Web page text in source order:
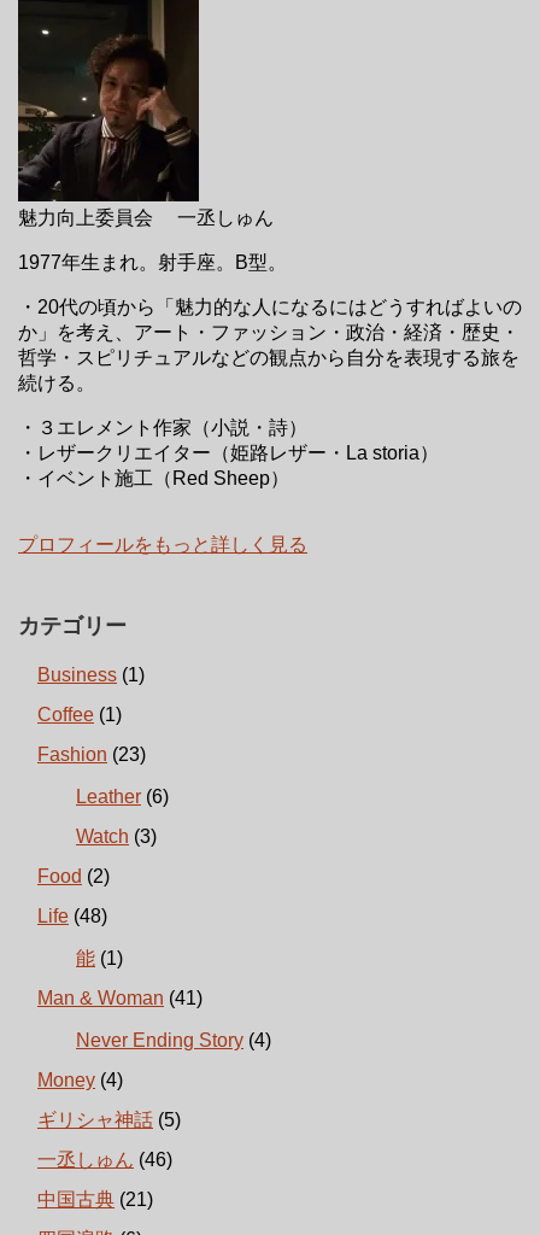
魅力向上委員会 一丞しゅん
1977年生まれ。射手座。B型。
・20代の頃から「魅力的な人になるにはどうすればよいの
か」を考え、アート・ファッション・政治・経済・歴史・
哲学・スピリチュアルなどの観点から自分を表現する旅を
続ける。
・３エレメント作家（小説・詩）
・レザークリエイター（姫路レザー・La storia）
・イベント施工（Red Sheep）
プロフィールをもっと詳しく見る
カテゴリー
Business (1)
Coffee (1)
Fashion (23)
Leather (6)
Watch (3)
Food (2)
Life (48)
能 (1)
Man & Woman (41)
Never Ending Story (4)
Money (4)
ギリシャ神話 (5)
一丞しゅん (46)
中国古典 (21)